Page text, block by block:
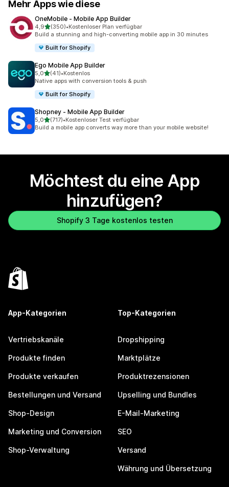
Mehr Apps wie diese
OneMobile ‑ Mobile App Builder
4,9von 5 Sternen
(350)
350 Rezensionen insgesamt
•Kostenloser Plan verfügbar
Build a stunning and high-converting mobile app in 30 minutes
Built for Shopify
Ego Mobile App Builder
5,0von 5 Sternen
(41)
41 Rezensionen insgesamt
•Kostenlos
Native apps with conversion tools & push
Built for Shopify
Shopney ‑ Mobile App Builder
5,0von 5 Sternen
(717)
717 Rezensionen insgesamt
•Kostenloser Test verfügbar
Build a mobile app converts way more than your mobile website!
Möchtest du eine App
hinzufügen?
Shopify 3 Tage kostenlos testen
App-Kategorien
Vertriebskanäle
Produkte finden
Produkte verkaufen
Bestellungen und Versand
Shop-Design
Marketing und Conversion
Shop-Verwaltung
Top-Kategorien
Dropshipping
Marktplätze
Produktrezensionen
Upselling und Bundles
E-Mail-Marketing
SEO
Versand
Währung und Übersetzung